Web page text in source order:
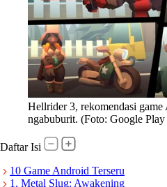
Hellrider 3, rekomendasi
ngabuburit. (Foto: Google Play
Daftar Isi
10 Game Android Terseru
1. Metal Slug: Awakening